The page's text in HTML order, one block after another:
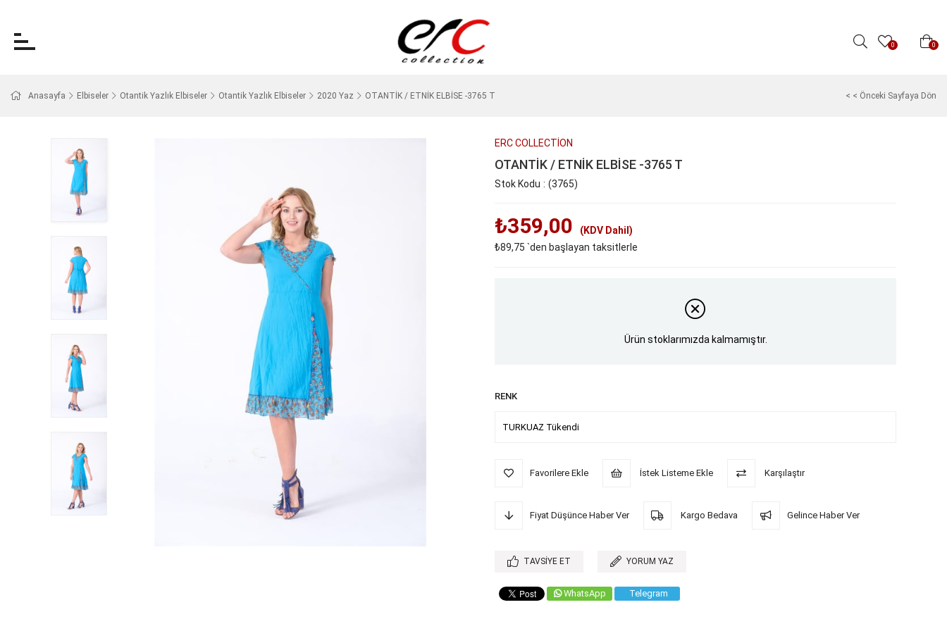
0 0
Anasayfa Elbiseler Otantik Yazlık Elbiseler Otantik Yazlık Elbiseler 2020 Yaz OTANTİK / ETNİK ELBİSE -3765 T < < Önceki Sayfaya Dön
ERC COLLECTİON
OTANTİK / ETNİK ELBİSE -3765 T
Stok Kodu (3765)
₺359,00
(KDV Dahil)
₺89,75 `den başlayan taksitlerle
Ürün stoklarımızda kalmamıştır.
RENK
Favorilere Ekle İstek Listeme Ekle Karşılaştır
Fiyat Düşünce Haber Ver Kargo Bedava Gelince Haber Ver
TAVSIYE ET YORUM YAZ
WhatsApp Telegram